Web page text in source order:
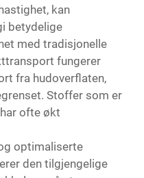
kan
betydelige
med tradisjonelle
fungerer
fra hudoverflaten,
Stoffer som er
ofte økt
optimaliserte
den tilgjengelige